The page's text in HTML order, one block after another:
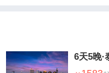
机进行交涉，这种场合的车费
价，泰国人比较死板，你跟他
这个价格。下车时，乘客只需
顶，有让人望而却步的高空滑
高楼上跳下的感觉，并不是每
可以，那工作人员就可以直接
安全防护，你就用两手拽着那
6天5晚·